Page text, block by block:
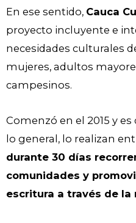
En ese sentido, Cauca
proyecto incluyente e
necesidades culturales
mujeres, adultos
campesinos.
Comenzó en el 2015 y
lo general, lo realizan
durante 30 días
comunidades y
escritura a través de la